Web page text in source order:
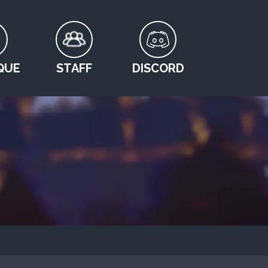
STAFF DISCORD